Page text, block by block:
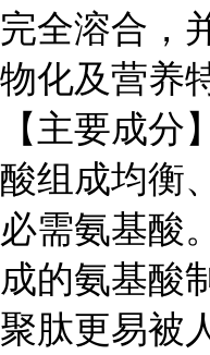
完全溶合，
物化及营养
【主要成分
酸组成均衡
必需氨基酸
成的氨基酸
聚肽更易被